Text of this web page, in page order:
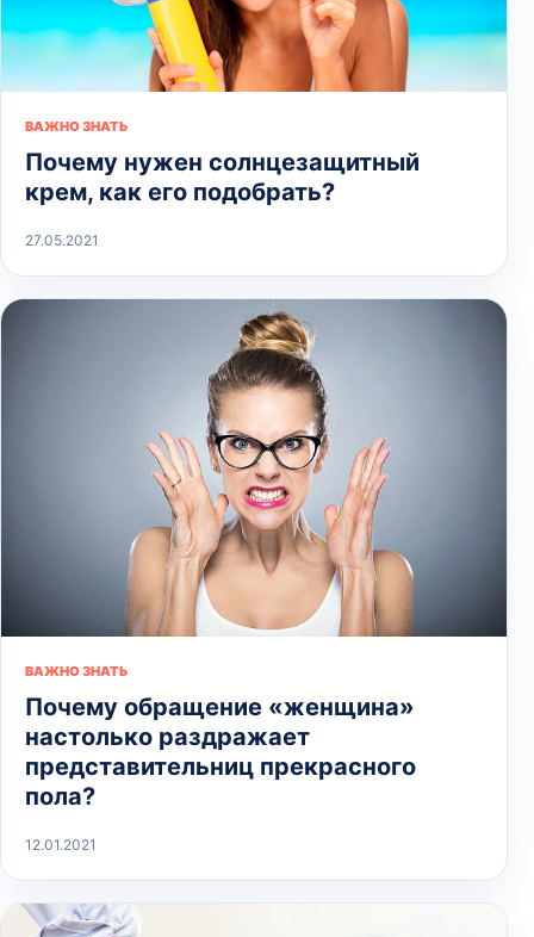
ВАЖНО ЗНАТЬ
Почему нужен солнцезащитный
крем, как его подобрать?
27.05.2021
ВАЖНО ЗНАТЬ
Почему обращение «женщина»
настолько раздражает
представительниц прекрасного
пола?
12.01.2021